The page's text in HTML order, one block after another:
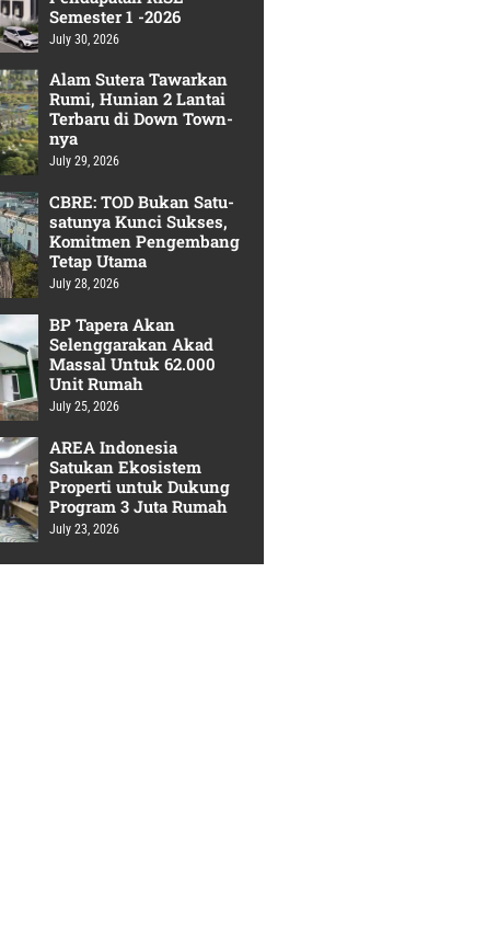
Semester 1 -2026
July 30, 2026
Alam Sutera Tawarkan
Rumi, Hunian 2 Lantai
Terbaru di Down Town-
nya
July 29, 2026
CBRE: TOD Bukan Satu-
satunya Kunci Sukses,
Komitmen Pengembang
Tetap Utama
July 28, 2026
BP Tapera Akan
Selenggarakan Akad
Massal Untuk 62.000
Unit Rumah
July 25, 2026
AREA Indonesia
Satukan Ekosistem
Properti untuk Dukung
Program 3 Juta Rumah
July 23, 2026